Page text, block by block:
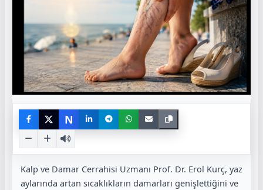
N
Kalp ve Damar Cerrahisi Uzmanı Prof. Dr. Erol Kurç, yaz
aylarında artan sıcaklıkların damarları genişlettiğini ve